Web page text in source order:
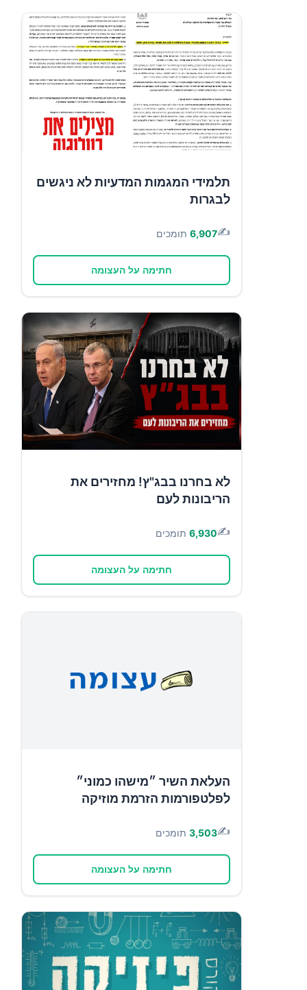
תלמידי המגמות המדעיות לא ניגשים
לבגרות
✍️
6,907 תומכים
חתימה על העצומה
לא בחרנו בבג"ץ! מחזירים את
הריבונות לעם
✍️
6,930 תומכים
חתימה על העצומה
העלאת השיר ״מישהו כמוני״
לפלטפורמות הזרמת מוזיקה
✍️
3,503 תומכים
חתימה על העצומה